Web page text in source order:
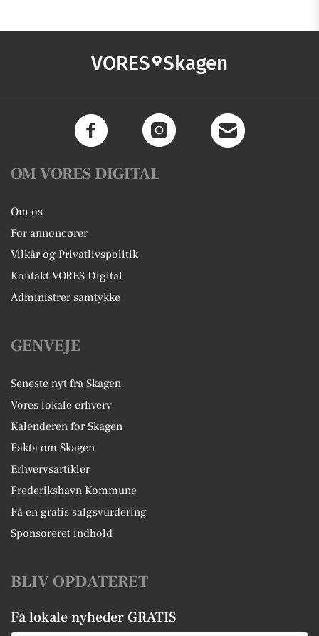
VORES Skagen
OM VORES DIGITAL
Om os
For annoncører
Vilkår og Privatlivspolitik
Kontakt VORES Digital
Administrer samtykke
GENVEJE
Seneste nyt fra Skagen
Vores lokale erhverv
Kalenderen for Skagen
Fakta om Skagen
Erhvervsartikler
Frederikshavn Kommune
Få en gratis salgsvurdering
Sponsoreret indhold
BLIV OPDATERET
Få lokale nyheder GRATIS